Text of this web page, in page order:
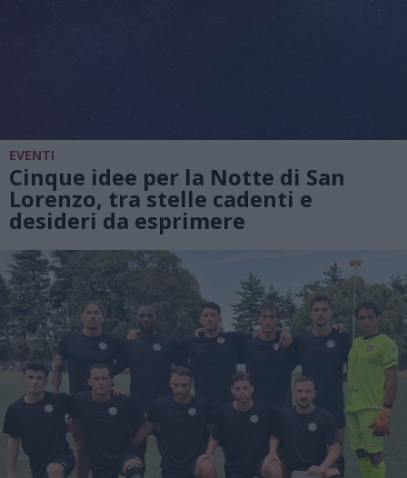
EVENTI
Cinque idee per la Notte di San
Lorenzo, tra stelle cadenti e
desideri da esprimere